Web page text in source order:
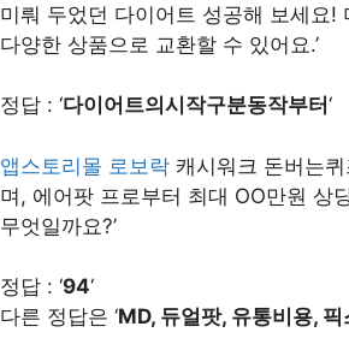
미뤄 두었던 다이어트 성공해 보세요
다양한 상품으로 교환할 수 있어요.’
정답 : ‘다이어트의시작구분동작부터 ‘
앱스토리몰 로보락 캐시워크 돈버는
며, 에어팟 프로부터 최대 OO만원 상
무엇일까요?’
정답 : ‘94‘
다른 정답은 ‘MD, 듀얼팟, 유통비용, 픽